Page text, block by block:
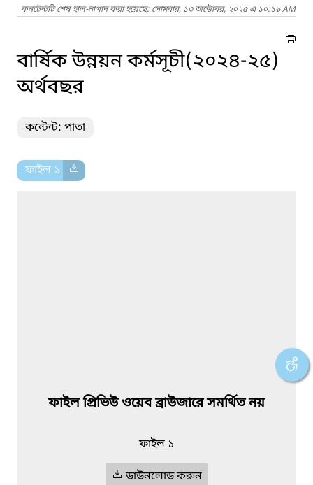
কনটেন্টটি শেষ হাল-নাগাদ করা হয়েছে: সোমবার, ১৩ অক্টোবর, ২০২৫ এ ১০:১৯ AM
বার্ষিক উন্নয়ন কর্মসূচী(২০২৪-২৫)
অর্থবছর
কন্টেন্ট: পাতা
ফাইল ১
ফাইল প্রিভিউ ওয়েব ব্রাউজারে সমর্থিত নয়
ফাইল ১
ডাউনলোড করুন